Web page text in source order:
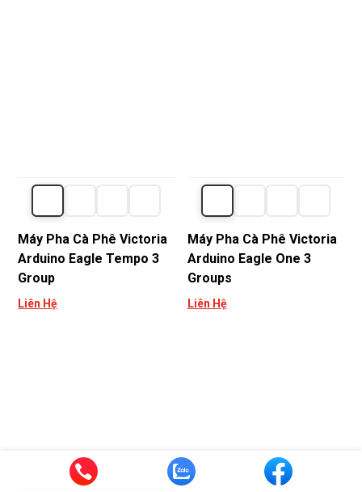
Máy Pha Cà Phê Victoria
Arduino Eagle Tempo 3
Group
Liên Hệ
Máy Pha Cà Phê Victoria
Arduino Eagle One 3
Groups
Liên Hệ